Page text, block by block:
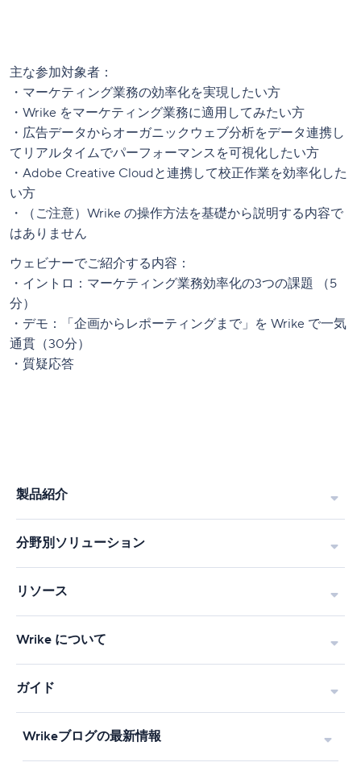
主な参加対象者：
・マーケティング業務の効率化を実現したい方
・Wrike をマーケティング業務に適用してみたい方
・広告データからオーガニックウェブ分析をデータ連携し
てリアルタイムでパーフォーマンスを可視化したい方
・Adobe Creative Cloudと連携して校正作業を効率化した
い方
・（ご注意）Wrike の操作方法を基礎から説明する内容で
はありません
ウェビナーでご紹介する内容：
・イントロ：マーケティング業務効率化の3つの課題 （5
分）
・デモ：「企画からレポーティングまで」を Wrike で一気
通貫（30分）
・質疑応答
製品紹介
分野別ソリューション
リソース
Wrike について
ガイド
Wrikeブログの最新情報